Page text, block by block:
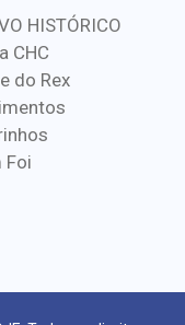
HISTÓRICO
CHC
do Rex
Foi